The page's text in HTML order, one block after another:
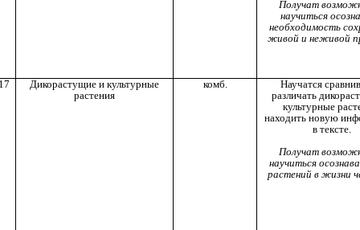
Получат
научиться
необходимость
живой и неживой
Дикорастущие и культурные
растения
комб.
Научатся
различать
культурные
находить новую
в тексте.
Получат
научиться
растений в жизни